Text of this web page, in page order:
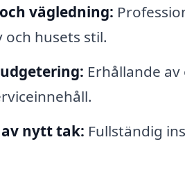
vägledning:
husets stil.
Erhållande
nytt tak: Fullständig